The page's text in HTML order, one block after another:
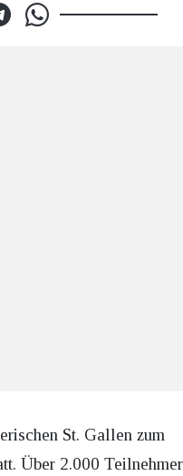
St. Gallen zum
Über 2.000 Teilnehmer